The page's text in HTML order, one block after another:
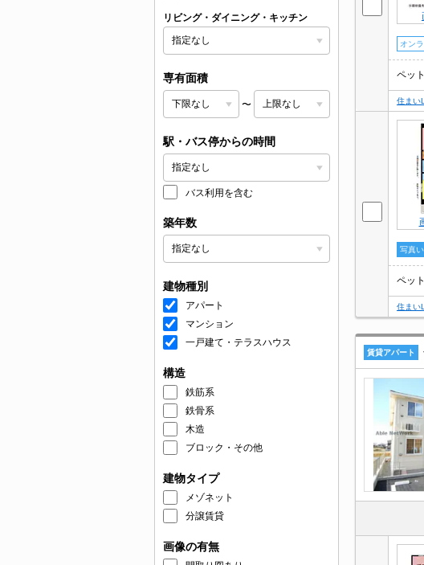
リビング・ダイニング・キッチン
専有面積
〜
駅・バス停からの時間
バス利用を含む
築年数
建物種別
アパート
マンション
一戸建て・テラスハウス
構造
鉄筋系
鉄骨系
木造
ブロック・その他
建物タイプ
メゾネット
分譲賃貸
画像の有無
オン
ペッ
住まい
写真
ペッ
住まい
賃貸アパート